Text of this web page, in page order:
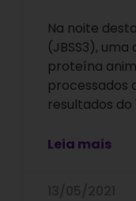
Na noite
(JBSS3),
proteína
processados
resultados do
Leia mais